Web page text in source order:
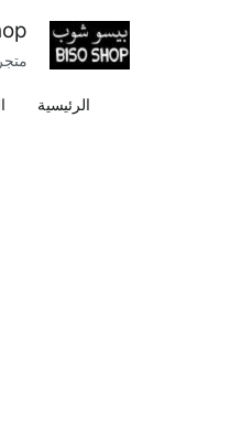
الرئيسية